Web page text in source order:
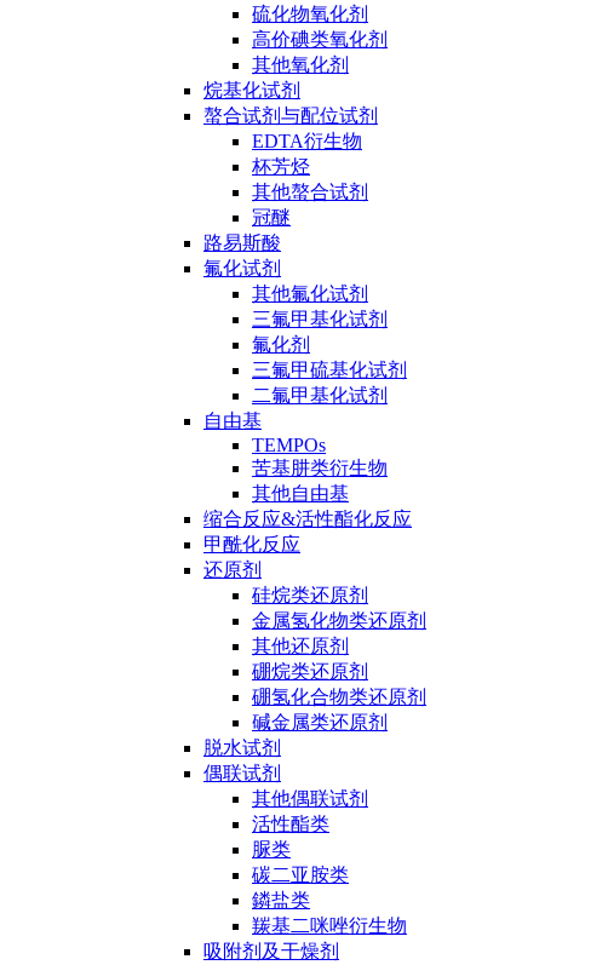
硫化物氧化剂
高价碘类氧化剂
其他氧化剂
烷基化试剂
螯合试剂与配位试剂
EDTA衍生物
杯芳烃
其他螯合试剂
冠醚
路易斯酸
氟化试剂
其他氟化试剂
三氟甲基化试剂
氟化剂
三氟甲硫基化试剂
二氟甲基化试剂
自由基
TEMPOs
苦基肼类衍生物
其他自由基
缩合反应&活性酯化反应
甲酰化反应
还原剂
硅烷类还原剂
金属氢化物类还原剂
其他还原剂
硼烷类还原剂
硼氢化合物类还原剂
碱金属类还原剂
脱水试剂
偶联试剂
其他偶联试剂
活性酯类
脲类
碳二亚胺类
鏻盐类
羰基二咪唑衍生物
吸附剂及干燥剂